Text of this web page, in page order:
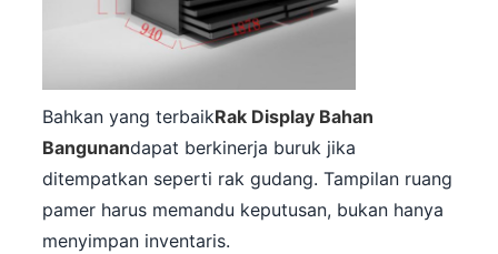
Bahkan yang terbaikRak Display Bahan
Bangunandapat berkinerja buruk jika
ditempatkan seperti rak gudang. Tampilan ruang
pamer harus memandu keputusan, bukan hanya
menyimpan inventaris.